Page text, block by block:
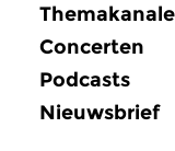
Concerten
Podcasts
Nieuwsbrief